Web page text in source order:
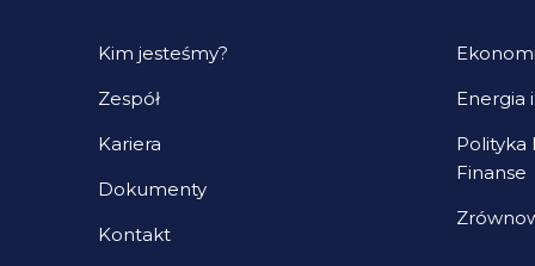
Kim jesteśmy?
Zespół
Kariera
Dokumenty
Kontakt
Energia
Polityka
Finanse